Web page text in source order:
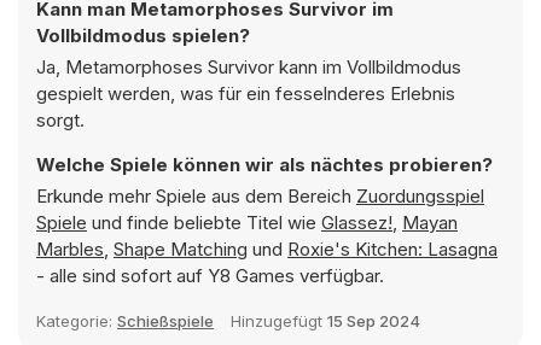
Kann man Metamorphoses Survivor im
Vollbildmodus spielen?
Ja, Metamorphoses Survivor kann im Vollbildmodus
gespielt werden, was für ein fesselnderes Erlebnis
sorgt.
Welche Spiele können wir als nächtes probieren?
Erkunde mehr Spiele aus dem Bereich Zuordungsspiel
Spiele und finde beliebte Titel wie Glassez!, Mayan
Marbles, Shape Matching und Roxie's Kitchen: Lasagna
- alle sind sofort auf Y8 Games verfügbar.
Kategorie: Schießspiele Hinzugefügt 15 Sep 2024